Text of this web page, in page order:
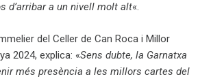
d’arribar a un nivell molt alt«.
del Celler de Can Roca i Millor
2024, explica: «Sens dubte, la Garnatxa
més presència a les millors cartes del